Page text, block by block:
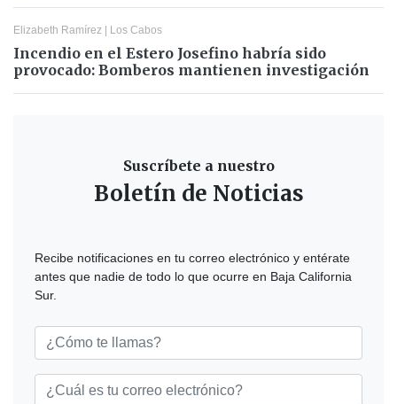
Elizabeth Ramírez Los Cabos
Incendio en el Estero Josefino habría sido
provocado: Bomberos mantienen investigación
Suscríbete a nuestro
Boletín de Noticias
Recibe notificaciones en tu correo electrónico y entérate
antes que nadie de todo lo que ocurre en Baja California
Sur.